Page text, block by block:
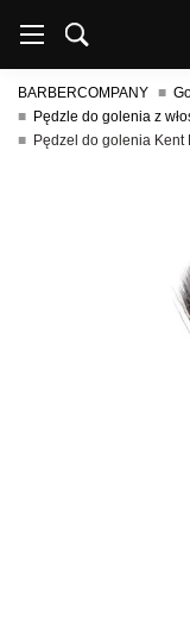
BARBERCOMPANY
Pędzle do golenia z
Pędzel do golenia Kent